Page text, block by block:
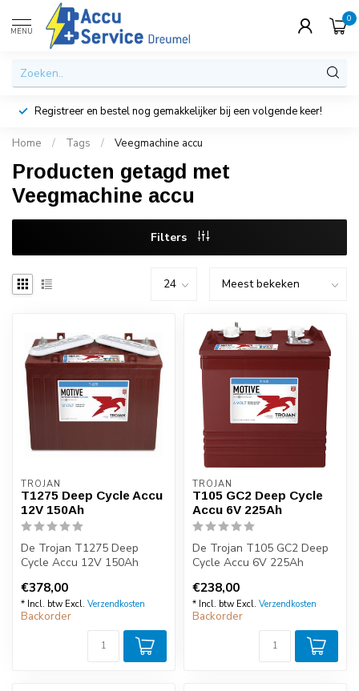
MENU
0
Registreer en bestel nog gemakkelijker bij een volgende keer!
Home / Tags / Veegmachine accu
Producten getagd met
Veegmachine accu
Filters
TROJAN
T1275 Deep Cycle Accu
12V 150Ah
De Trojan T1275 Deep
Cycle Accu 12V 150Ah
als het ga...
€378,00
* Incl. btw Excl. Verzendkosten
Backorder
TROJAN
T105 GC2 Deep Cycle
Accu 6V 225Ah
De Trojan T105 GC2 Deep
Cycle Accu 6V 225Ah
als het ...
€238,00
* Incl. btw Excl. Verzendkosten
Backorder